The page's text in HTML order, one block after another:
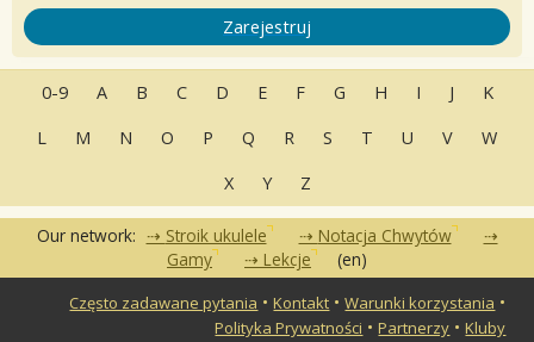
Zarejestruj
0-9 A B C D E F G H I J
K
L
M N O P Q R S T U V
W
X
Y Z
Our network: Stroik ukulele
Notacja Chwytów
Gamy
Lekcje (en)
Często zadawane pytania •Kontakt •Warunki korzystania •
Polityka Prywatności •Partnerzy •Kluby